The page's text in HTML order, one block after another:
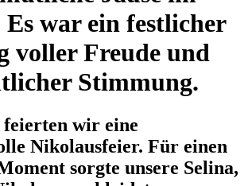
war ein festlicher
voller Freude und
Stimmung.
feierten wir eine
Nikolausfeier. Für einen
sorgte unsere Selina,